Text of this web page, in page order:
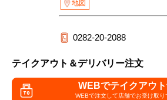
地図
0282-20-2088
テイクアウト＆デリバリー注文
WEBでテイクアウ
WEBで注文して店舗でお受け取り